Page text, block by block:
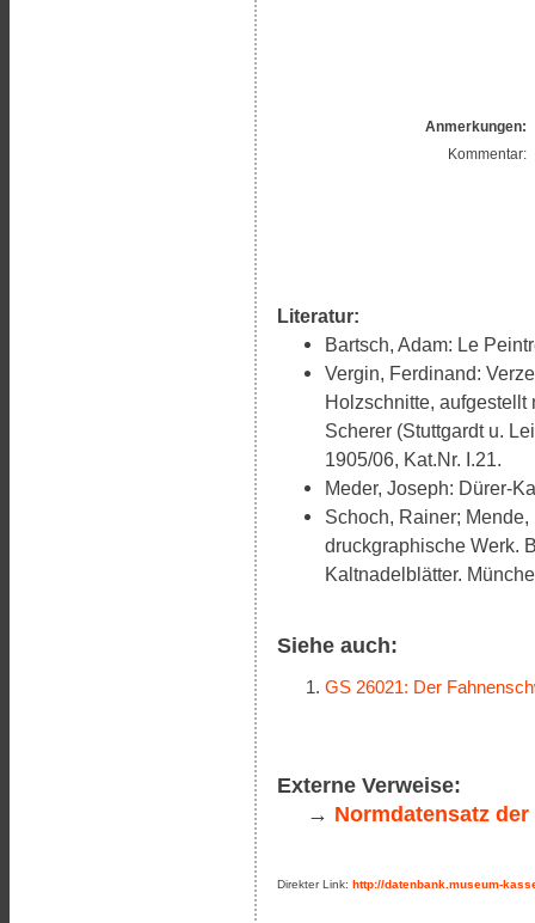
Anmerkungen:
Kommentar:
Literatur:
Bartsch, Adam: Le
Vergin, Ferdinand:
Holzschnitte, aufgestellt
Scherer (Stuttgardt u.
1905/06, Kat.Nr. I.21.
Meder, Joseph: Dürer-
Schoch, Rainer;
druckgraphische Werk.
Kaltnadelblätter.
Siehe auch:
GS 26021: Der
Externe Verweise:
→ Normdatensatz
Direkter Link: http://datenbank.museum-